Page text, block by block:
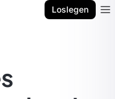
Loslegen